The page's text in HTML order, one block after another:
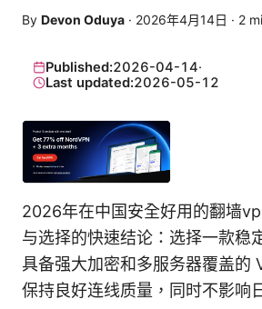
By Devon Oduya · 2026年4月14日 · 2
Published:2026-04-14·
Last updated:2026-05-12
2026年在中国安全好用的翻墙
与选择的快速结论：选择一款稳
具备强大加密和多服务器覆盖的
保持良好连线质量，同时不影响